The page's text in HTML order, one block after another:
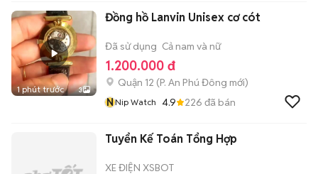
1 phút trước 3
Đồng hồ Lanvin Unisex cơ cót
Đã sử dụng Cả nam và nữ
1.200.000 đ
Quận 12 (P. An Phú Đông mới)
NNip Watch 4.9 226 đã bán
Tuyển Kế Toán Tổng Hợp
XE ĐIỆN XSBOT